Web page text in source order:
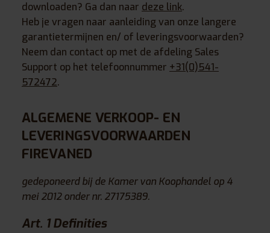
downloaden? Ga dan naar deze link.
Heb je vragen naar aanleiding van onze langere
garantietermijnen en/ of leveringsvoorwaarden?
Neem dan contact op met de afdeling Sales
Support op het telefoonnummer +31(0)541-
572472.
ALGEMENE VERKOOP- EN
LEVERINGSVOORWAARDEN
FIREVANED
gedeponeerd bij de Kamer van Koophandel op 4
mei 2012 onder nr. 27175389.
Art. 1 Definities